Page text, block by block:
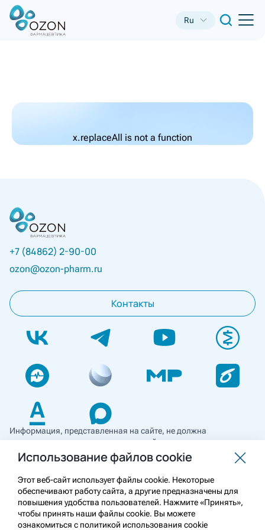
Ru
x.replaceAll is not a function
+7 (84862) 2-90-00
ozon@ozon-pharm.ru
Контакты
Информация, представленная на сайте, не должна
использоваться для самостоятельной диагностики и лечения
и не может служить заменой очной консультации врача. Перед
применением необходимо ознакомиться
с противопоказаниями препарата. Информация
о лекарственных средствах рецептурного отпуска
предназначена для медицинских и фармацевтических
работников.
Использование файлов cookie
Этот веб-сайт использует файлы cookie. Некоторые
обеспечивают работу сайта, а другие предназначены для
повышения удобства пользователей. Нажмите «Принять»,
чтобы принять наши файлы cookie. Вы можете
ознакомиться с политикой использования cookie